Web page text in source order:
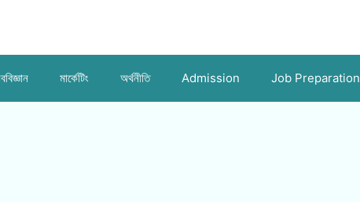
মার্কেটিং অর্থনীতি Admission Job Preparation